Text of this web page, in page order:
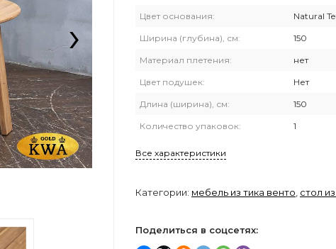
› Цвет основания: Natural
Ширина (глубина), см: 150
Материал плетения: нет
Цвет подушек: Нет
Длина (ширина), см: 150
Количество упаковок: 1
Все характеристики
Категории: мебель из тика венто стол
Поделиться в соцсетях: